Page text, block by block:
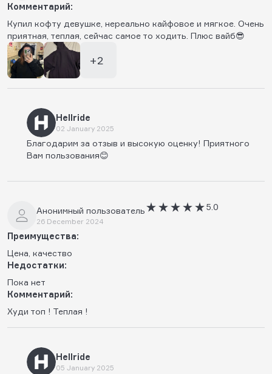
Комментарий:
Купил кофту девушке, нереально кайфовое и мягкое. Очень
приятная, теплая, сейчас самое то ходить. Плюс вайб😎
+2
Hellride
02 January 2025
Благодарим за отзыв и высокую оценку! Приятного
Вам пользования😊
Анонимный пользователь
26 December 2024
5.0
Преимущества:
Цена, качество
Недостатки:
Пока нет
Комментарий:
Худи топ ! Теплая !
Hellride
05 January 2025